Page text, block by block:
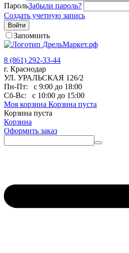
ПарольЗабыли пароль?
Создать учетную запись
Войти
Запомнить
8 (861) 292-33-44
г. Краснодар
УЛ. УРАЛЬСКАЯ 126/2
Пн-Пт:
с 9:00 до 18:00
Сб-Вс:
с 10:00 до 15:00
Моя корзина Корзина пуста
Корзина пуста
Корзина
Оформить заказ